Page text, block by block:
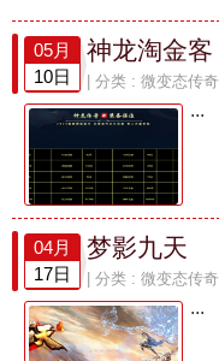
05月
10日
神龙淘金客
| 分类 : 微变态传奇
...
04月
17日
梦影九天
| 分类 : 微变态传奇
...